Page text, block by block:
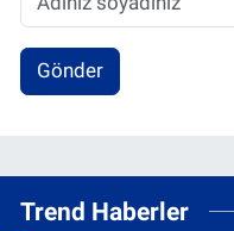
Gönder
Trend Haberler